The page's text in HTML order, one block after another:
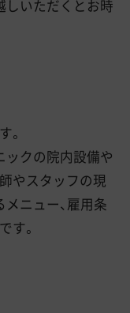
しいただくとお時
。
ックの院内設備や
やスタッフの現
ニュー、雇用条
す。